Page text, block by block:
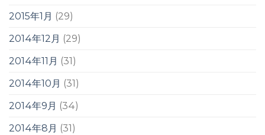
2015年1月 (29)
2014年12月 (29)
2014年11月 (31)
2014年10月 (31)
2014年9月 (34)
2014年8月 (31)